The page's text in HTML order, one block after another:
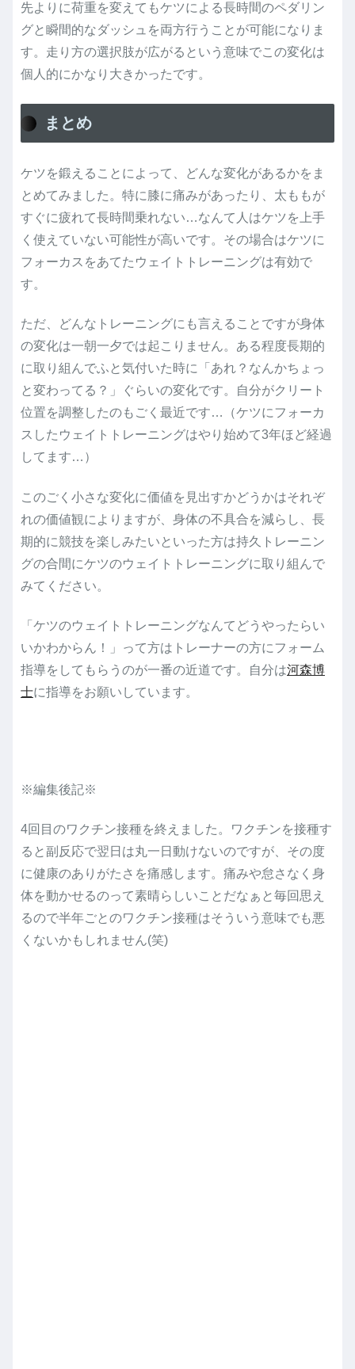
先よりに荷重を変えてもケツによる長時間のペダリン
グと瞬間的なダッシュを両方行うことが可能になりま
す。走り方の選択肢が広がるという意味でこの変化は
個人的にかなり大きかったです。
まとめ
ケツを鍛えることによって、どんな変化があるかをま
とめてみました。特に膝に痛みがあったり、太ももが
すぐに疲れて長時間乗れない…なんて人はケツを上手
く使えていない可能性が高いです。その場合はケツに
フォーカスをあてたウェイトトレーニングは有効で
す。
ただ、どんなトレーニングにも言えることですが身体
の変化は一朝一夕では起こりません。ある程度長期的
に取り組んでふと気付いた時に「あれ？なんかちょっ
と変わってる？」ぐらいの変化です。自分がクリート
位置を調整したのもごく最近です…（ケツにフォーカ
スしたウェイトトレーニングはやり始めて3年ほど経過
してます…）
このごく小さな変化に価値を見出すかどうかはそれぞ
れの価値観によりますが、身体の不具合を減らし、長
期的に競技を楽しみたいといった方は持久トレーニン
グの合間にケツのウェイトトレーニングに取り組んで
みてください。
「ケツのウェイトトレーニングなんてどうやったらい
いかわからん！」って方はトレーナーの方にフォーム
指導をしてもらうのが一番の近道です。自分は河森博
士に指導をお願いしています。
※編集後記※
4回目のワクチン接種を終えました。ワクチンを接種す
ると副反応で翌日は丸一日動けないのですが、その度
に健康のありがたさを痛感します。痛みや怠さなく身
体を動かせるのって素晴らしいことだなぁと毎回思え
るので半年ごとのワクチン接種はそういう意味でも悪
くないかもしれません(笑)